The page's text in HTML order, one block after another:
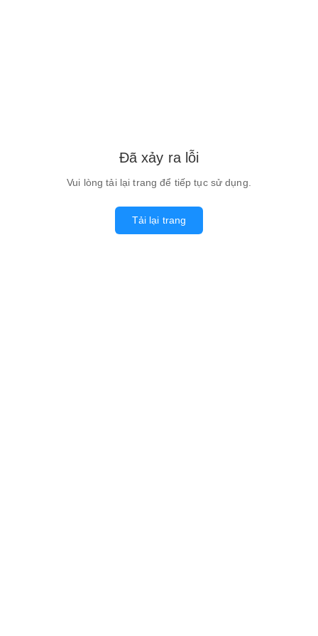
Đã xảy ra lỗi
Vui lòng tải lại trang để tiếp tục sử dụng.
Tải lại trang